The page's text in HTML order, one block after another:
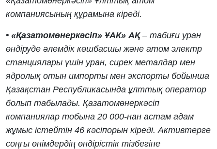
компаниясының құрамына кіреді.
• «Қазатомөнеркәсіп» ҰАК» АҚ– табиғи уран
өндіруде әлемдік көшбасшы және атом электр
станциялары үшін уран, сирек металдар мен
ядролық отын импорты мен экспорты бойынша
Қазақстан Республикасында ұлттық оператор
болып табылады. Қазатомөнеркәсіп
компаниялар тобына 20 000-нан астам адам
жұмыс істейтін 46 кәсіпорын кіреді. Активтерге
соңғы өнімдердің өндірістік тізбегіне